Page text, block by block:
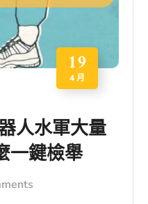
19
4 月
人水軍大量
一鍵檢舉